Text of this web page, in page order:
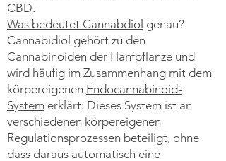
CBD.
Was bedeutet Cannabdiol genau?
Cannabidiol gehört zu den
Cannabinoiden der Hanfpflanze und
wird häufig im Zusammenhang mit dem
körpereigenen Endocannabinoid-
System erklärt. Dieses System ist an
verschiedenen körpereigenen
Regulationsprozessen beteiligt, ohne
dass daraus automatisch eine